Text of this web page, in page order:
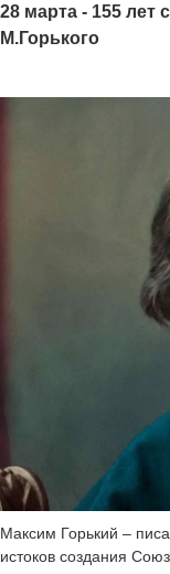
28 марта - 155 лет
М.Горького
Максим Горький –
истоков создания